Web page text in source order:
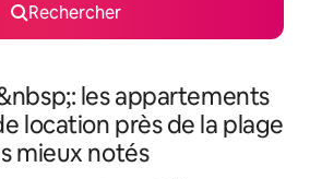
Rechercher
les appartements
location près de la plage
mieux notés